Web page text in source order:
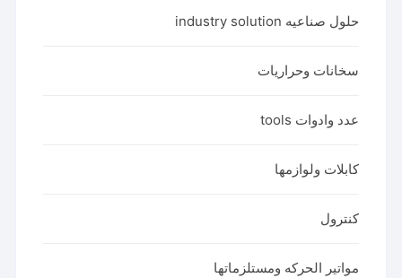
حلول صناعيه industry solution
سخانات وحراريات
عدد وادوات tools
كابلات ولوازمها
كنترول
مواتير الحركه ومستلزماتها